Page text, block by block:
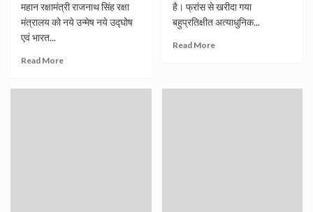
महान रक्षामंत्री राजनाथ सिंह रक्षा
मंत्रालय को नये उन्मेष नये उद्घोष
एवं भारत...
Read More
है। फ्रांस से खरीदा गया
बहुप्रतिक्षीत अत्याधुनिक...
Read More